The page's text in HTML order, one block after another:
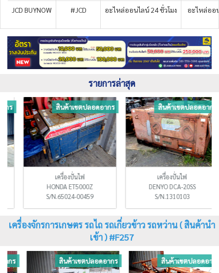
JCD BUYNOW #JCD อะไหล่ออนไลน์ 24 ชั่วโมง อะไหล่ออ
รายการล่าสุด
สินค้าเขตปลอดอากร
เครื่องปั่นไฟ
HONDA ET5000Z
S/N.65024-00459
สินค้าเขตปลอดอากร
เครื่องปั่นไฟ
DENYO DCA-20SS
S/N.1310103
เครื่องจักรการเกษตร รถไถ รถเกี่ยวข้าว รถหว่าน ( สินค้านำ
เข้า ) #F257
สินค้าเขตปลอดอากร สินค้าเขตปลอดอากร